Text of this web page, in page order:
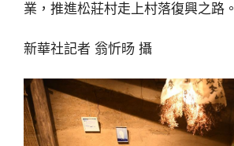
業，推進松莊村走上村落復興之路。
新華社記者 翁忻旸 攝